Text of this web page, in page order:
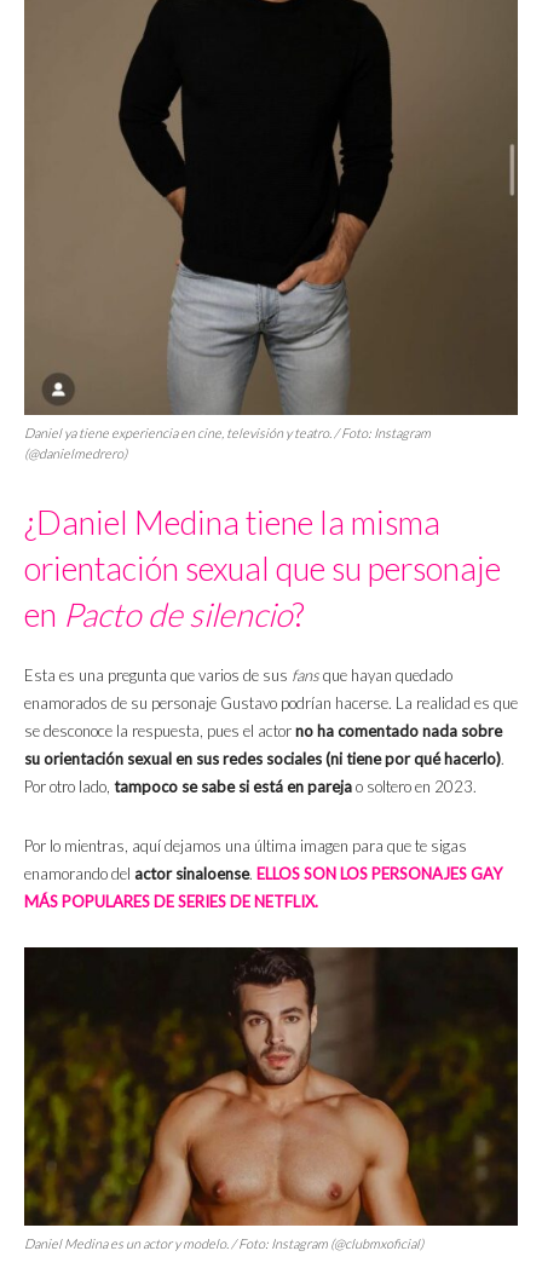
Daniel ya tiene experiencia en cine, televisión y teatro. / Foto: Instagram
(@danielmedrero)
¿Daniel Medina tiene la misma
orientación sexual que su personaje
en Pacto de silencio?
Esta es una pregunta que varios de sus fansque hayan quedado
enamorados de su personaje Gustavo podrían hacerse. La realidad es que
se desconoce la respuesta, pues el actorno ha comentado nada sobre
su orientación sexual en sus redes sociales (ni tiene por qué hacerlo).
Por otro lado, tampoco se sabe si está en parejao soltero en 2023.
Por lo mientras, aquí dejamos una última imagen para que te sigas
enamorando del actor sinaloense. ELLOS SON LOS PERSONAJES GAY
MÁS POPULARES DE SERIES DE NETFLIX.
Daniel Medina es un actor y modelo. / Foto: Instagram (@clubmxoficial)